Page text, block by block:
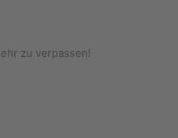
zu verpassen!